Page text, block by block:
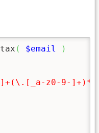
( $email
)
]+(\.[_a-z0-9-